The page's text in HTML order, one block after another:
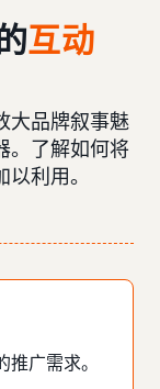
互动
大品牌叙事魅
。了解如何将
利用。
广需求。